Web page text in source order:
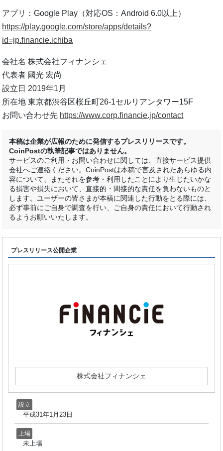
アプリ：Google Play（対応OS：Android 6.0以上）
https://play.google.com/store/apps/details?
id=jp.financie.ichiba
会社名 株式会社フィナンシェ
代表者 國光 宏尚
設立日 2019年1月
所在地 東京都渋谷区桜丘町26-1セルリアンタワー15F
お問い合わせ先 https://www.corp.financie.jp/contact
本稿は企業が広報のために発信するプレスリリースです。
CoinPostの執筆記事ではありません。
サービスのご利用・お問い合わせに関しては、直接サービス提供
会社へご連絡ください。CoinPostは本稿で言及されたあらゆる内
容について、またそれを参考・利用したことにより生じたいかな
る損害や損失において、直接的・間接的な責任を負わないものと
します。ユーザーの皆さまが本稿に関連した行動をとる際には、
必ず事前にご自身で調査を行い、ご自身の責任において行動され
るようお願いいたします。
プレスリリース公開企業
株式会社フィナンシェ
設立
平成31年1月23日
上場
未上場